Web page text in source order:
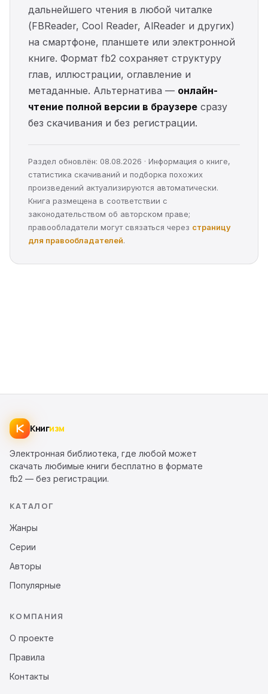
дальнейшего чтения в любой читалке
(FBReader, Cool Reader, AlReader и других)
на смартфоне, планшете или электронной
книге. Формат fb2 сохраняет структуру
глав, иллюстрации, оглавление и
метаданные. Альтернатива — онлайн-
чтение полной версии в браузере сразу
без скачивания и без регистрации.
Раздел обновлён: 08.08.2026 · Информация о книге,
статистика скачиваний и подборка похожих
произведений актуализируются автоматически.
Книга размещена в соответствии с
законодательством об авторском праве;
правообладатели могут связаться через страницу
для правообладателей.
Книгизм
Электронная библиотека, где любой может
скачать любимые книги бесплатно в формате
fb2 — без регистрации.
КАТАЛОГ
Жанры
Серии
Авторы
Популярные
КОМПАНИЯ
О проекте
Правила
Контакты